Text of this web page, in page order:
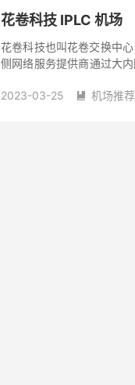
花卷科技 IPLC 机场
花卷科技也叫花卷交换中
侧网络服务提供商通过大
2023-03-25  机场推荐